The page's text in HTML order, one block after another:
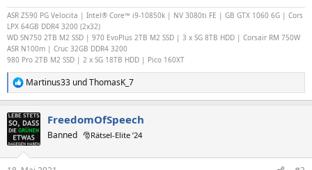
ASR Z590 PG Velocita | Intel® Core™ i9-10850k | NV 3080ti FE | GB GTX 1060 6G | Cors
LPX 64GB DDR4 3200 (2x32)
WD SN750 2TB M2 SSD | 970 EvoPlus 2TB M2 SSD | 3 x SG 8TB HDD | Corsair RM 750W
ASR N100m | Cruc 32GB DDR4 3200
980 Pro 2TB M2 SSD | 2 x SG 18TB HDD | Pico 160XT
R
e
k
t
i
Martinus33 undThomasK_7
FreedomOfSpeech
Banned 🎅Rätsel-Elite ’24